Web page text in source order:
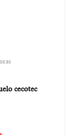
cecotec